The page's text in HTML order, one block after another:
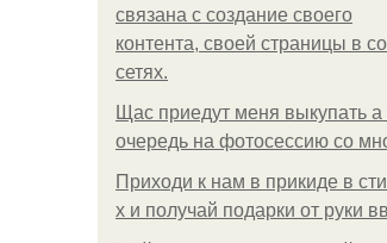
связана с создание своего
контента, своей страницы в
сетях.
Щас приедут меня выкупать а
очередь на фотосессию со
Приходи к нам в прикиде в
х и получай подарки от руки